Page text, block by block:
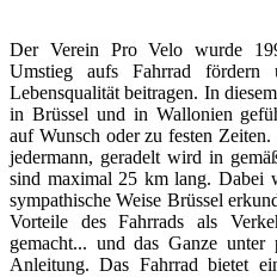
Der Verein Pro Velo wurde
Umstieg aufs Fahrrad fördern
Lebensqualität beitragen. In
in Brüssel und in Wallonien
auf Wunsch oder zu festen
jedermann, geradelt wird in
sind maximal 25 km lang. Dabei
sympathische Weise Brüssel
Vorteile des Fahrrads als
gemacht... und das Ganze unter
Anleitung. Das Fahrrad bietet